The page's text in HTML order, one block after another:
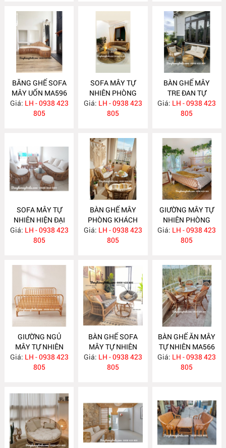
BĂNG GHẾ SOFA
MÂY UỐN MA596
Giá: LH - 0938 423
805
SOFA MÂY TỰ
NHIÊN PHÒNG
KHÁCH MA588
Giá: LH - 0938 423
805
BÀN GHẾ MÂY
TRE ĐAN TỰ
NHIÊN MA587
Giá: LH - 0938 423
805
SOFA MÂY TỰ
NHIÊN HIỆN ĐẠI
MA586
Giá: LH - 0938 423
805
BÀN GHẾ MÂY
PHÒNG KHÁCH
NHỎ GỌN MA585
Giá: LH - 0938 423
805
GIƯỜNG MÂY TỰ
NHIÊN PHÒNG
NGỦ MA584
Giá: LH - 0938 423
805
GIƯỜNG NGỦ
MÂY TỰ NHIÊN
MA583
Giá: LH - 0938 423
805
BÀN GHẾ SOFA
MÂY TỰ NHIÊN
MA568
Giá: LH - 0938 423
805
BÀN GHẾ ĂN MÂY
TỰ NHIÊN MA566
Giá: LH - 0938 423
805